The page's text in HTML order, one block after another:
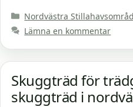
Kategorier
Nordvästra
Lämna en kommentar
Skuggträd för
skuggträd i